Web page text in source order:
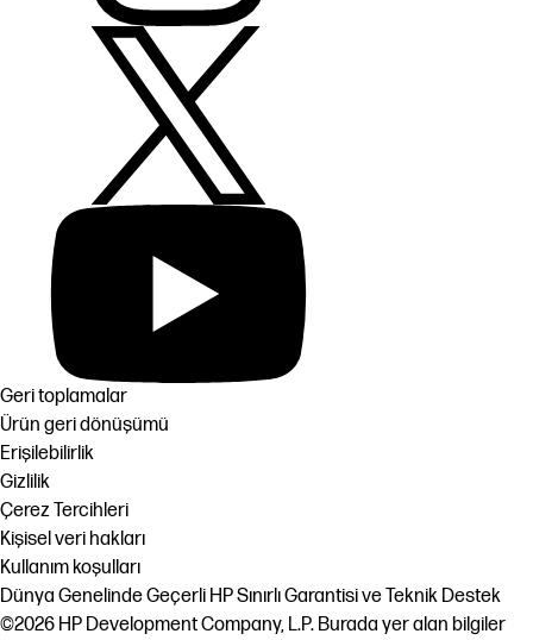
Geri toplamalar
Ürün geri dönüşümü
Erişilebilirlik
Gizlilik
Çerez Tercihleri
Kişisel veri hakları
Kullanım koşulları
Dünya Genelinde Geçerli HP Sınırlı Garantisi ve Teknik Destek
©2026 HP Development Company, L.P. Burada yer alan bilgiler